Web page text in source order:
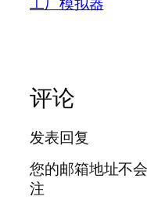
评论
发表回复
您的邮箱地址不会
注